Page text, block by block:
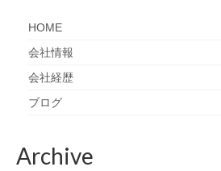
HOME
会社情報
会社経歴
ブログ
Archive